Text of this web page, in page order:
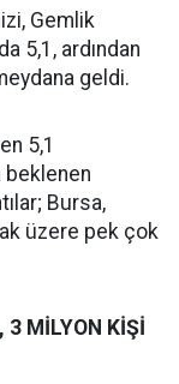
Gemlik
5,1, ardından
geldi.
5,1
beklenen
Bursa,
üzere pek çok
3 MİLYON KİŞİ